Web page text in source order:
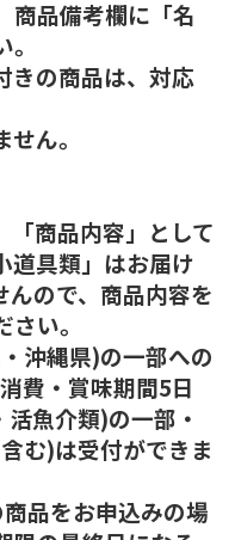
品備考欄に「名
きの商品は、対応
ん。
商品内容」として
道具類」はお届け
んので、商品内容を
い。
沖縄県)の一部への
費・賞味期間5日
魚介類)の一部・
む)は受付ができま
品をお申込みの場